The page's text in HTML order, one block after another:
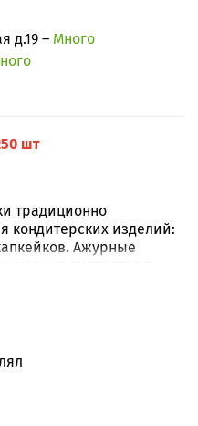
д.19 – Много
шт
традиционно
кондитерских изделий:
Ажурные
смотрятся в